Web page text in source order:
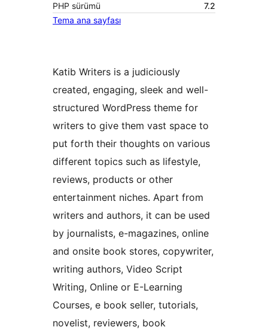
PHP sürümü
7.2
Tema ana sayfası
Katib Writers is a judiciously
created, engaging, sleek and well-
structured WordPress theme for
writers to give them vast space to
put forth their thoughts on various
different topics such as lifestyle,
reviews, products or other
entertainment niches. Apart from
writers and authors, it can be used
by journalists, e-magazines, online
and onsite book stores, copywriter,
writing authors, Video Script
Writing, Online or E-Learning
Courses, e book seller, tutorials,
novelist, reviewers, book